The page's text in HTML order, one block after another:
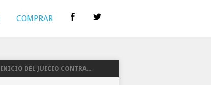
COMPRAR
INICIO DEL JUICIO CONTRA...